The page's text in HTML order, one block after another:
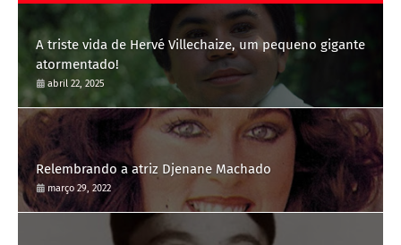
A triste vida de Hervé Villechaize, um pequeno gigante
atormentado!
abril 22, 2025
Relembrando a atriz Djenane Machado
março 29, 2022